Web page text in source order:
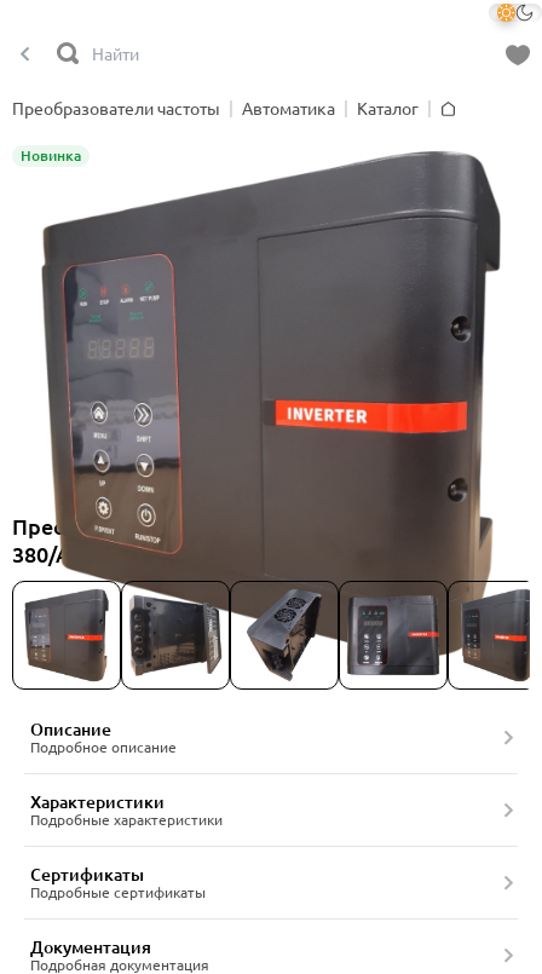
Преобразователи частоты Автоматика
Каталог
Преобразователь частоты Onimiq CUF 40-P-
380/A-E, артикул 23907824
Новинка
Описание
Подробное описание
Характеристики
Подробные характеристики
Сертификаты
Подробные сертификаты
Документация
Подробная документация